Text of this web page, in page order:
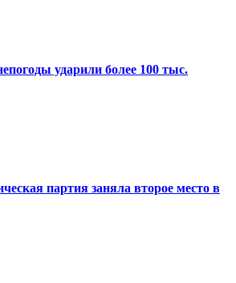
ударили более 100 тыс.
партия заняла второе место в